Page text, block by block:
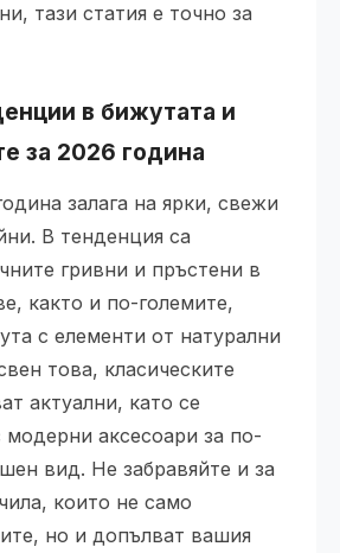
тази статия е точно за
в бижутата и
за 2026 година
залага на ярки, свежи
В тенденция са
гривни и пръстени в
както и по-големите,
с елементи от натурални
това, класическите
актуални, като се
модерни аксесоари за по-
вид. Не забравяйте и за
които не само
но и допълват вашия